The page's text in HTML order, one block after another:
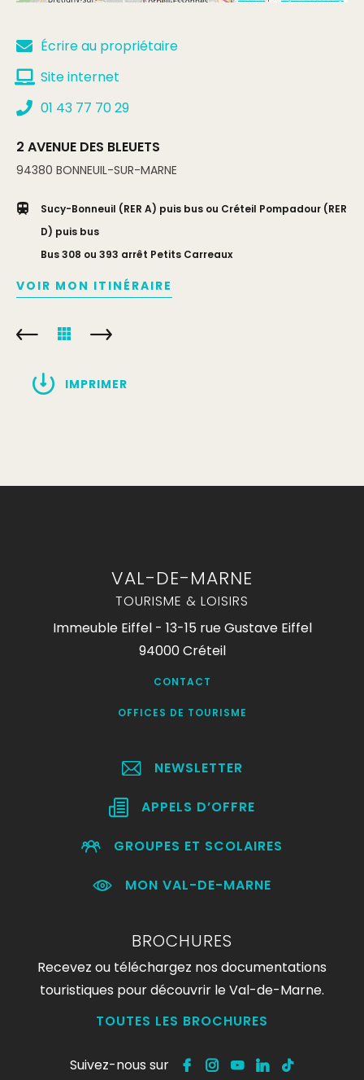
Écrire au propriétaire
Site internet
01 43 77 70 29
2 AVENUE DES BLEUETS
94380 BONNEUIL-SUR-MARNE
Sucy-Bonneuil (RER A) puis bus ou Créteil Pompadour (RER
D) puis bus
Bus 308 ou 393 arrêt Petits Carreaux
VOIR MON ITINÉRAIRE
IMPRIMER
VAL-DE-MARNE
TOURISME & LOISIRS
Immeuble Eiffel - 13-15 rue Gustave Eiffel
94000 Créteil
CONTACT
OFFICES DE TOURISME
NEWSLETTER
APPELS D’OFFRE
GROUPES ET SCOLAIRES
MON VAL-DE-MARNE
BROCHURES
Recevez ou téléchargez nos documentations
touristiques pour découvrir le Val-de-Marne.
TOUTES LES BROCHURES
Suivez-nous sur